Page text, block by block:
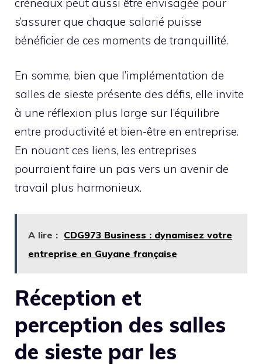
s’assurer que chaque salarié puisse
bénéficier de ces moments de tranquillité.
En somme, bien que l’implémentation de
salles de sieste présente des défis, elle invite
à une réflexion plus large sur l’équilibre
entre productivité et bien-être en entreprise.
En nouant ces liens, les entreprises
pourraient faire un pas vers un avenir de
travail plus harmonieux.
A lire : CDG973 Business : dynamisez votre
entreprise en Guyane française
Réception et
perception des salles
de sieste par les